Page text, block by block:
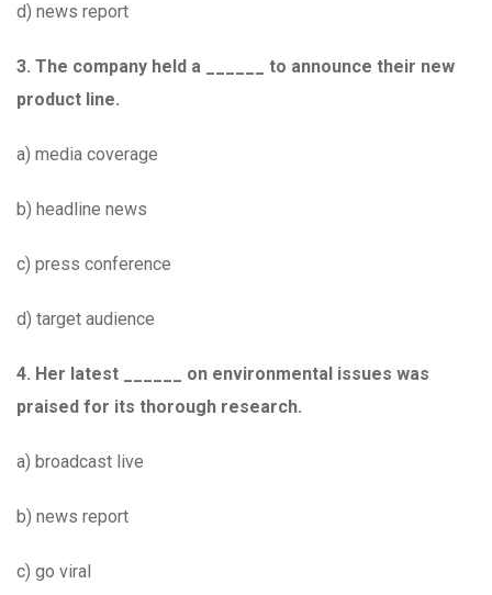
d) news report
3. The company held a ______ to announce their new
product line.
a) media coverage
b) headline news
c) press conference
d) target audience
4. Her latest ______ on environmental issues was
praised for its thorough research.
a) broadcast live
b) news report
c) go viral